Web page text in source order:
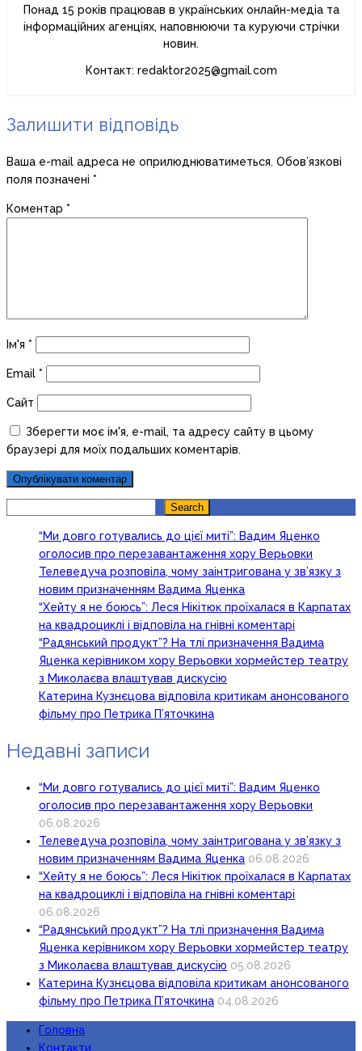
Понад 15 років працював в українських онлайн-медіа та
інформаційних агенціях, наповнюючи та куруючи стрічки
новин.
Контакт: redaktor2025@gmail.com
Залишити відповідь
Ваша e-mail адреса не оприлюднюватиметься. Обов’язкові
поля позначені *
Коментар *
Ім'я *
Email *
Сайт
Зберегти моє ім'я, e-mail, та адресу сайту в цьому
браузері для моїх подальших коментарів.
Search
“Ми довго готувались до цієї миті”: Вадим Яценко
оголосив про перезавантаження хору Верьовки
Телеведуча розповіла, чому заінтригована у зв’язку з
новим призначенням Вадима Яценка
“Хейту я не боюсь”: Леся Нікітюк проїхалася в Карпатах
на квадроциклі і відповіла на гнівні коментарі
“Радянський продукт”? На тлі призначення Вадима
Яценка керівником хору Верьовки хормейстер театру
з Миколаєва влаштував дискусію
Катерина Кузнєцова відповіла критикам анонсованого
фільму про Петрика П’яточкина
Недавні записи
“Ми довго готувались до цієї миті”: Вадим Яценко
оголосив про перезавантаження хору Верьовки
06.08.2026
Телеведуча розповіла, чому заінтригована у зв’язку з
новим призначенням Вадима Яценка 06.08.2026
“Хейту я не боюсь”: Леся Нікітюк проїхалася в Карпатах
на квадроциклі і відповіла на гнівні коментарі
06.08.2026
“Радянський продукт”? На тлі призначення Вадима
Яценка керівником хору Верьовки хормейстер театру
з Миколаєва влаштував дискусію 05.08.2026
Катерина Кузнєцова відповіла критикам анонсованого
фільму про Петрика П’яточкина 04.08.2026
Головна
Контакти